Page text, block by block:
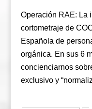
Operación RAE: La
cortometraje de
Española de
orgánica. En sus 6
concienciarnos
exclusivo y